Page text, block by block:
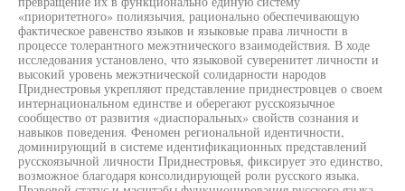
«приоритетного» полиязычия, рационально обеспечивающую
фактическое равенство языков и языковые права личности в
процессе толерантного межэтнического взаимодействия. В ходе
исследования установлено, что языковой суверенитет личности и
высокий уровень межэтнической солидарности народов
Приднестровья укрепляют представление приднестровцев о своем
интернациональном единстве и оберегают русскоязычное
сообщество от развития «диаспоральных» свойств сознания и
навыков поведения. Феномен региональной идентичности,
доминирующий в системе идентификационных представлений
русскоязычной личности Приднестровья, фиксирует это единство,
возможное благодаря консолидирующей роли русского языка.